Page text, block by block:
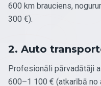
600 km brauciens,
300 €).
2. Auto
Profesionāli pārvadātāji
600–1 100 € (atkarībā no